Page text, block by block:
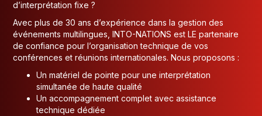
d’interprétation fixe ?
Avec plus de 30 ans d’expérience dans la gestion des
événements multilingues, INTO-NATIONS est LE partenaire
de confiance pour l’organisation technique de vos
conférences et réunions internationales. Nous proposons :
Un matériel de pointe pour une interprétation
simultanée de haute qualité
Un accompagnement complet avec assistance
technique dédiée